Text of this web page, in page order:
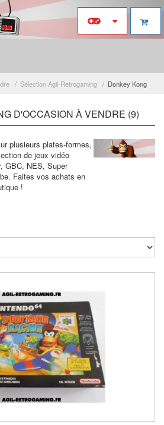
Sélection Agil-Retrogaming Donkey Kong
D'OCCASION À VENDRE (9)
plusieurs plates-formes,
de jeux vidéo
GBC, NES, Super
Faites vos achats en
!